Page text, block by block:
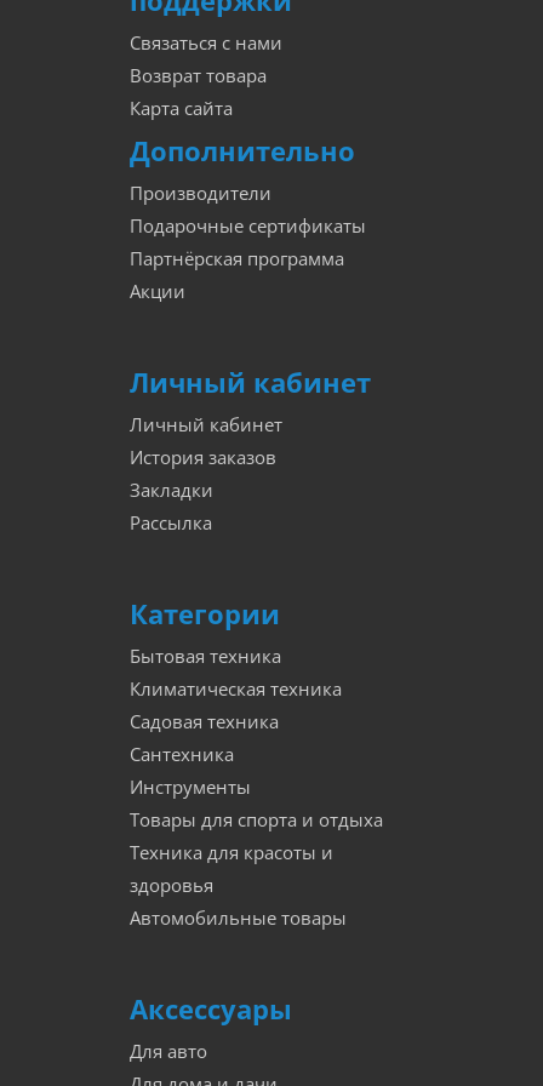
Связаться с нами
Возврат товара
Карта сайта
Дополнительно
Производители
Подарочные сертификаты
Партнёрская программа
Акции
Личный кабинет
Личный кабинет
История заказов
Закладки
Рассылка
Категории
Бытовая техника
Климатическая техника
Садовая техника
Сантехника
Инструменты
Товары для спорта и отдыха
Техника для красоты и
здоровья
Автомобильные товары
Аксессуары
Для авто